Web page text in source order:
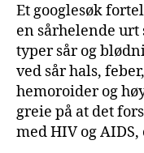
Et googlesøk
en sårhelende
typer sår og
ved sår hals,
hemoroider og
greie på at det
med HIV og